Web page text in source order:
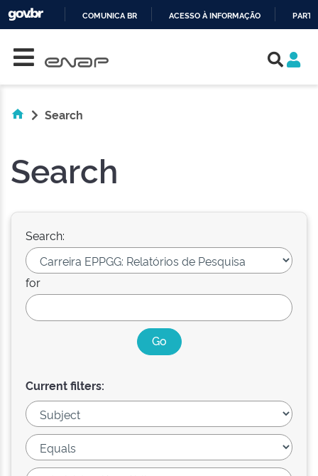
COMUNICA BR ACESSO À INFORMAÇÃO
Search
Search
Search:
for
Current filters: